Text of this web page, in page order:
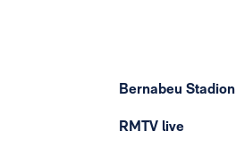
Bernabeu Stadion
RMTV live